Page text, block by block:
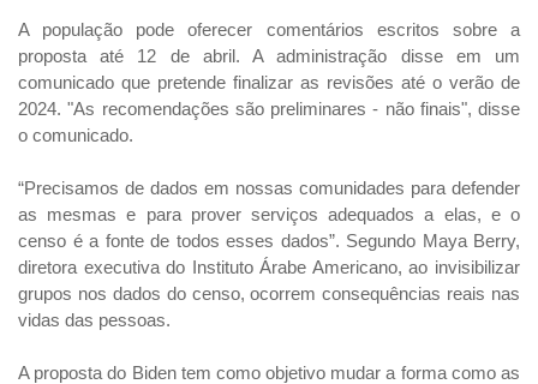
A população pode oferecer comentários escritos sobre a
proposta até 12 de abril. A administração disse em um
comunicado que pretende finalizar as revisões até o verão de
2024. "As recomendações são preliminares - não finais", disse
o comunicado.
“Precisamos de dados em nossas comunidades para defender
as mesmas e para prover serviços adequados a elas, e o
censo é a fonte de todos esses dados”. Segundo Maya Berry,
diretora executiva do Instituto Árabe Americano, ao invisibilizar
grupos nos dados do censo, ocorrem consequências reais nas
vidas das pessoas.
A proposta do Biden tem como objetivo mudar a forma como as